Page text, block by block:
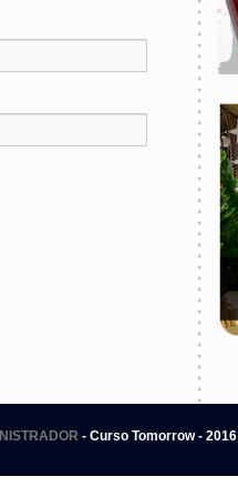
- Curso Tomorrow - 2016